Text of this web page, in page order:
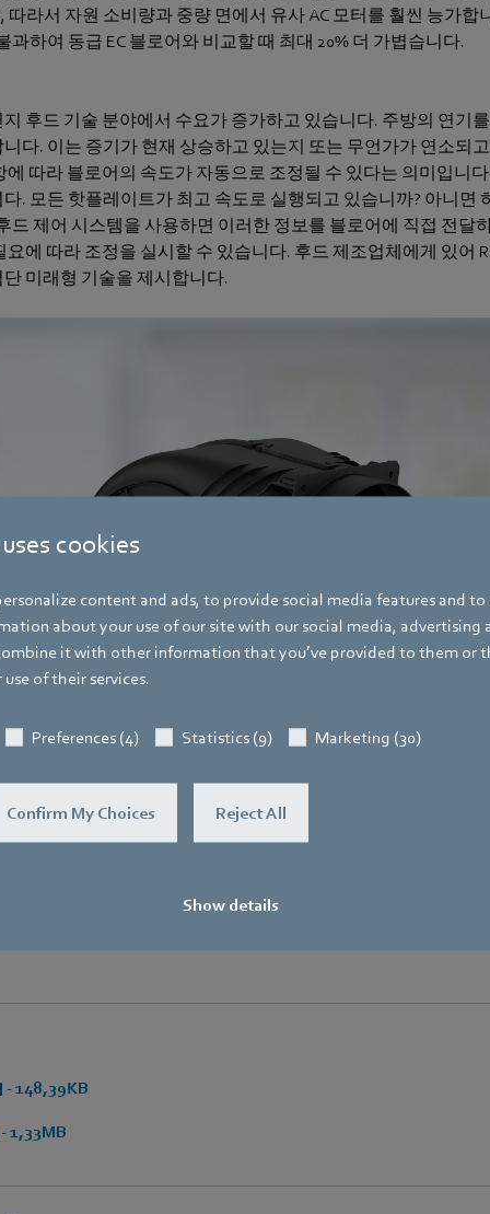
cookies
content and ads, to provide social media features and
about your use of our site with our social media, advertising
it with other information that you’ve provided to them or
of their services.
Preferences (4) Statistics (9) Marketing (30)
Confirm My Choices Reject All
Show details
라서 자원 소비량과 중량 면에서 유사 AC 모터를 훨씬 능가합
과하여 동급 EC 블로어와 비교할 때 최대 20% 더 가볍습니다.
후드 기술 분야에서 수요가 증가하고 있습니다. 주방의 연기
다. 이는 증기가 현재 상승하고 있는지 또는 무언가가 연소되
에 따라 블로어의 속도가 자동으로 조정될 수 있다는 의미입니
. 모든 핫플레이트가 최고 속도로 실행되고 있습니까? 아니면
드 제어 시스템을 사용하면 이러한 정보를 블로어에 직접 전달
요에 따라 조정을 실시할 수 있습니다. 후드 제조업체에게 있어
미래형 기술을 제시합니다.
- 148,39KB
1,33MB